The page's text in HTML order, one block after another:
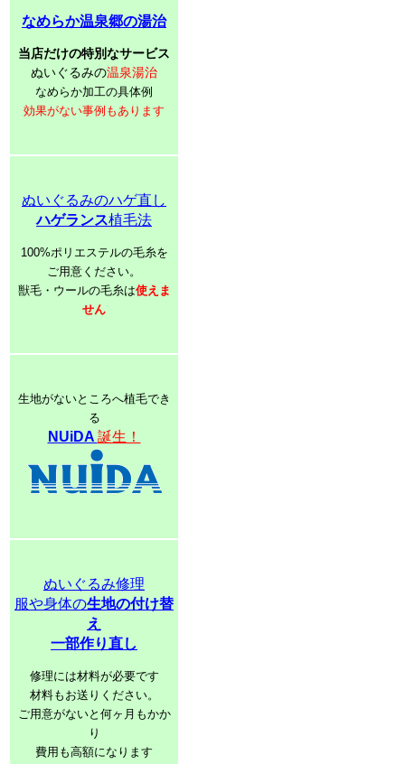
なめらか温泉郷の湯治
当店だけの特別なサービス
ぬいぐるみの温泉湯治
なめらか加工の具体例
効果がない事例もあります
ぬいぐるみのハゲ直し
ハゲランス植毛法
100%ポリエステルの毛糸を
ご用意ください。
獣毛・ウールの毛糸は使えま
せん
生地がないところへ植毛でき
る
NUiDA 誕生！
ぬいぐるみ修理
服や身体の生地の付け替
え
一部作り直し
修理には材料が必要です
材料もお送りください。
ご用意がないと何ヶ月もかか
り
費用も高額になります